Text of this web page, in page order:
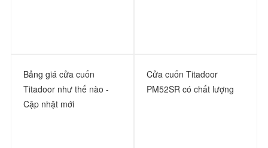
Bảng giá cửa cuốn
Titadoor như thế nào -
Cập nhật mới
Cửa cuốn Titadoor
PM52SR có chất lượng